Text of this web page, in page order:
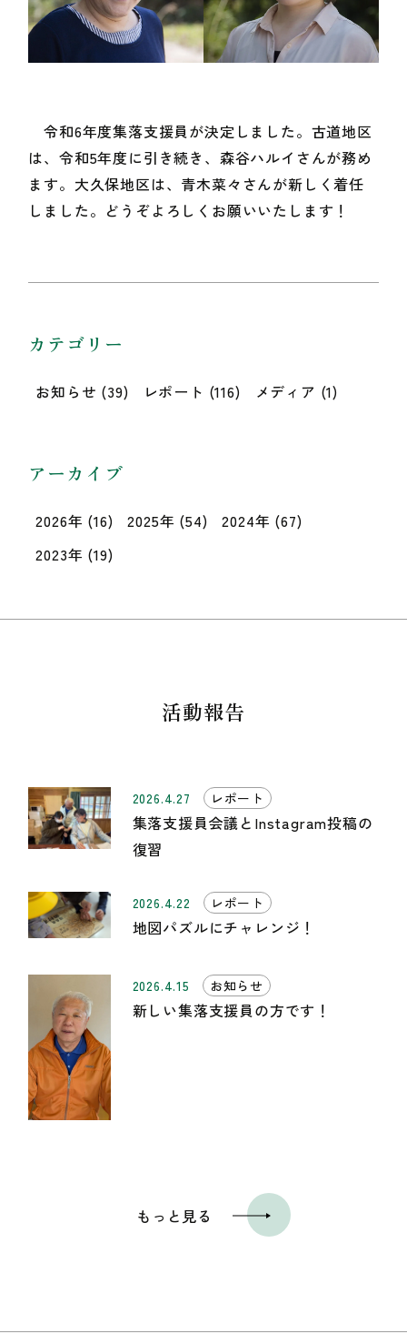
令和6年度集落支援員が決定しました。古道地区
は、令和5年度に引き続き、森谷ハルイさんが務め
ます。大久保地区は、青木菜々さんが新しく着任
しました。どうぞよろしくお願いいたします！
カテゴリー
お知らせ (39) レポート (116) メディア (1)
アーカイブ
2026年 (16) 2025年 (54) 2024年 (67)
2023年 (19)
活動報告
もっと見る
2026.4.27 レポート
集落支援員会議とInstagram投稿の
復習
2026.4.22 レポート
地図パズルにチャレンジ！
2026.4.15 お知らせ
新しい集落支援員の方です！